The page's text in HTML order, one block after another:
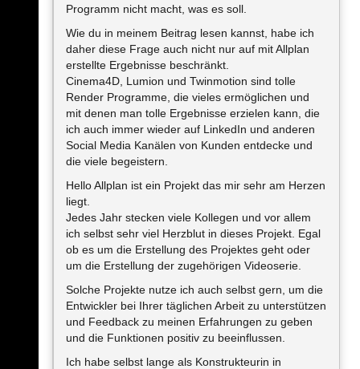
Programm nicht macht, was es soll.
Wie du in meinem Beitrag lesen kannst, habe ich
daher diese Frage auch nicht nur auf mit Allplan
erstellte Ergebnisse beschränkt.
Cinema4D, Lumion und Twinmotion sind tolle
Render Programme, die vieles ermöglichen und
mit denen man tolle Ergebnisse erzielen kann, die
ich auch immer wieder auf LinkedIn und anderen
Social Media Kanälen von Kunden entdecke und
die viele begeistern.
Hello Allplan ist ein Projekt das mir sehr am Herzen
liegt.
Jedes Jahr stecken viele Kollegen und vor allem
ich selbst sehr viel Herzblut in dieses Projekt. Egal
ob es um die Erstellung des Projektes geht oder
um die Erstellung der zugehörigen Videoserie.
Solche Projekte nutze ich auch selbst gern, um die
Entwickler bei Ihrer täglichen Arbeit zu unterstützen
und Feedback zu meinen Erfahrungen zu geben
und die Funktionen positiv zu beeinflussen.
Ich habe selbst lange als Konstrukteurin in